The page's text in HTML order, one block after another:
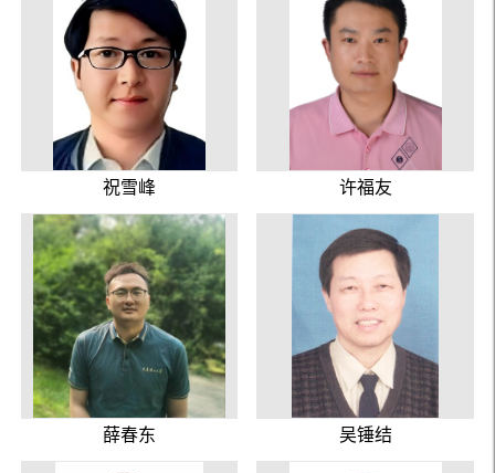
祝雪峰 许福友
薛春东 吴锤结